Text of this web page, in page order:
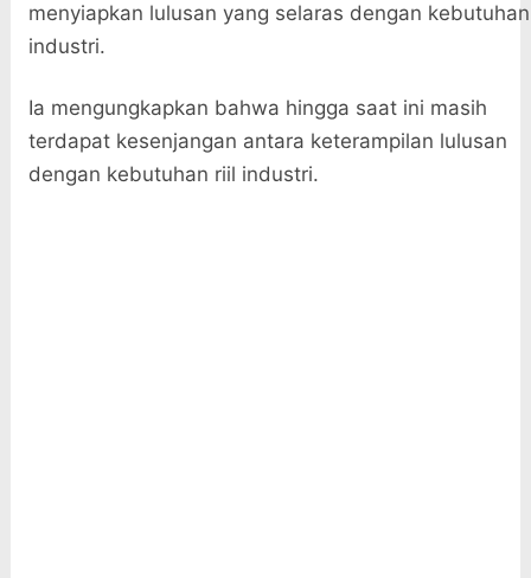
menyiapkan lulusan yang selaras dengan kebutuhan
industri.
Ia mengungkapkan bahwa hingga saat ini masih
terdapat kesenjangan antara keterampilan lulusan
dengan kebutuhan riil industri.